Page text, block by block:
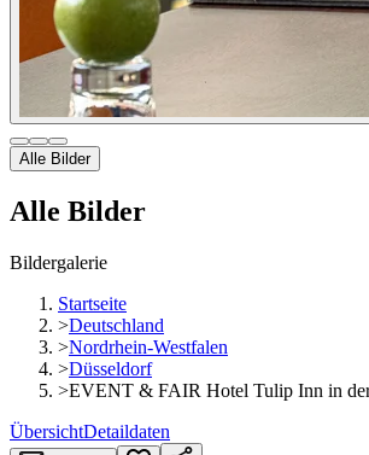
Alle Bilder
Alle Bilder
Bildergalerie
Startseite
>Deutschland
>Nordrhein-Westfalen
>Düsseldorf
>EVENT & FAIR Hotel Tulip Inn in
ÜbersichtDetaildaten